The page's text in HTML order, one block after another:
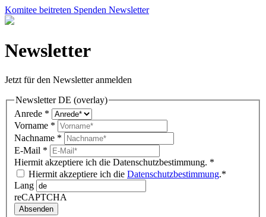
Komitee beitreten Spenden Newsletter
Newsletter
Jetzt für den Newsletter anmelden
Newsletter DE (overlay)
Anrede *
Vorname *
Nachname *
E-Mail *
Hiermit akzeptiere ich die Datenschutzbestimmung. *
Hiermit akzeptiere ich die Datenschutzbestimmung.*
Lang
reCAPTCHA
Absenden